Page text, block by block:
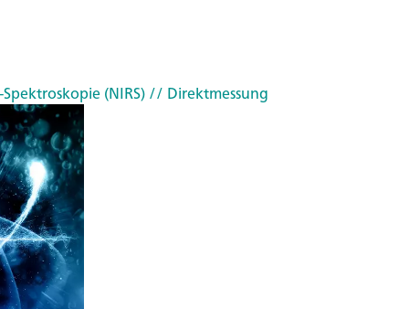
(NIRS)// Direktmessung